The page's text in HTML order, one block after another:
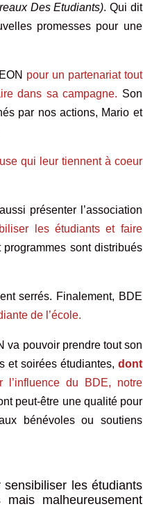
Des Etudiants). Qui dit
promesses pour une
pour un partenariat tout
dans sa campagne. Son
par nos actions, Mario et
qui leur tiennent à coeur
présenter l’association
les étudiants et faire
sont distribués
serrés. Finalement, BDE
de l’école.
va pouvoir prendre tout son
et soirées étudiantes, dont
l’influence du BDE, notre
peut-être une qualité pour
bénévoles ou soutiens
les étudiants
malheureusement